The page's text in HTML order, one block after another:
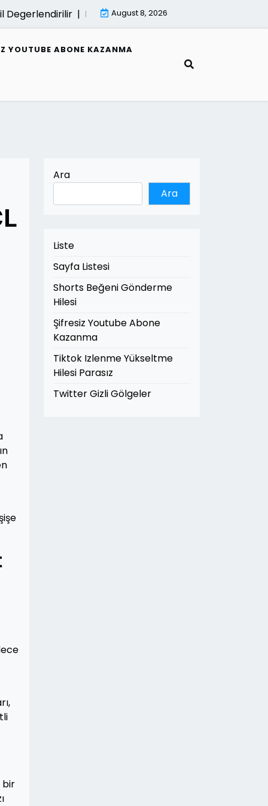
|E Fatura Hata Mesajlari Ve Cozumleri |
August 8, 2026
YOUTUBE ABONE KAZANMA
bir
Ara
Ara
Liste
Sayfa Listesi
Shorts Beğeni Gönderme
Hilesi
Şifresiz Youtube Abone
Kazanma
Tiktok Izlenme Yükseltme
Hilesi Parasız
Twitter Gizli Gölgeler